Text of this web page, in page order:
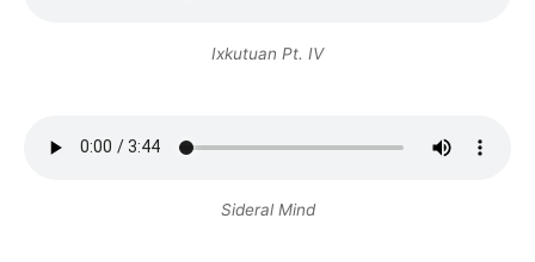
Ixkutuan Pt. IV
Sideral Mind